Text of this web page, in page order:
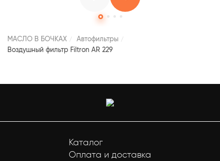
МАСЛО В БОЧКАХ
Автофильтры
Воздушный фильтр Filtron AR 229
Каталог
Оплата и доставка